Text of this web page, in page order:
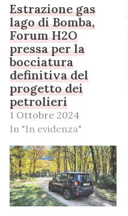
Estrazione gas
lago di Bomba,
Forum H2O
pressa per la
bocciatura
definitiva del
progetto dei
petrolieri
1 Ottobre 2024
In "In evidenza"